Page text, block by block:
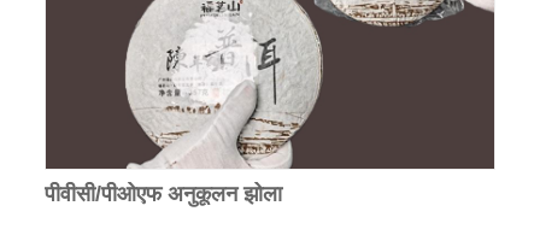
पीवीसी/पीओएफ अनुकूलन झोला